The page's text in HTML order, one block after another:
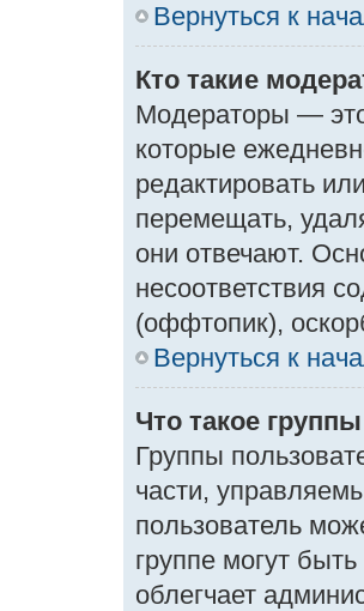
Вернуться к
Кто такие
Модераторы —
которые
редактировать
перемещать,
они отвечают.
несоответствия
(оффтопик),
Вернуться к
Что такое
Группы
части,
пользователь
группе могут
облегчает